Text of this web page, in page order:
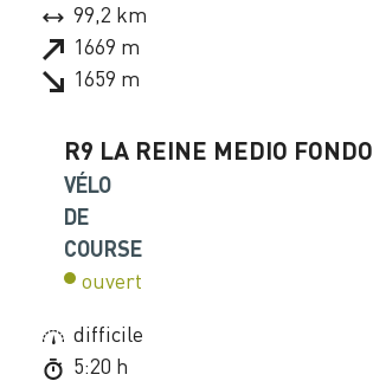
99,2 km
1669 m
1659 m
R9 LA REINE MEDIO FONDO
VÉLO
DE
COURSE
ouvert
difficile
5:20 h